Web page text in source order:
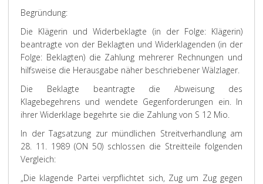
Begründung:
Die Klägerin und Widerbeklagte (in der Folge: Klägerin)
beantragte von der Beklagten und Widerklagenden (in der
Folge: Beklagten) die Zahlung mehrerer Rechnungen und
hilfsweise die Herausgabe näher beschriebener Wälzlager.
Die Beklagte beantragte die Abweisung des
Klagebegehrens und wendete Gegenforderungen ein. In
ihrer Widerklage begehrte sie die Zahlung von S 12 Mio.
In der Tagsatzung zur mündlichen Streitverhandlung am
28. 11. 1989 (ON 50) schlossen die Streitteile folgenden
Vergleich:
„Die klagende Partei verpflichtet sich, Zug um Zug gegen